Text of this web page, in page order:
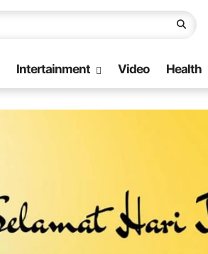
Intertainment Video Health